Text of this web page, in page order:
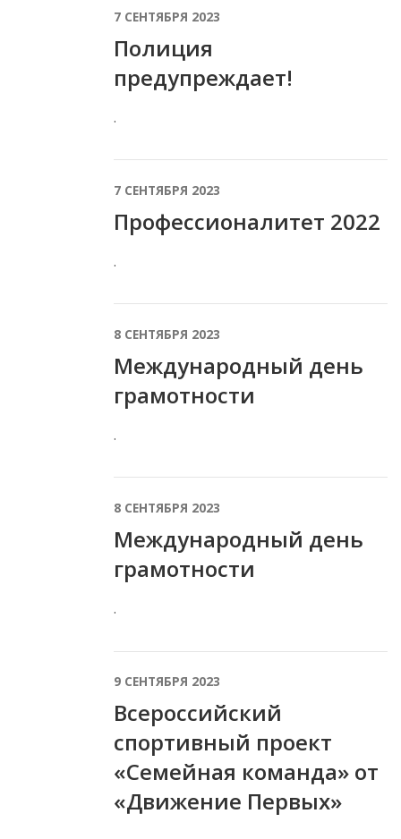
7 СЕНТЯБРЯ 2023
Полиция
предупреждает!
.
7 СЕНТЯБРЯ 2023
Профессионалитет 2022
.
8 СЕНТЯБРЯ 2023
Международный день
грамотности
.
8 СЕНТЯБРЯ 2023
Международный день
грамотности
.
9 СЕНТЯБРЯ 2023
Всероссийский
спортивный проект
«Семейная команда» от
«Движение Первых»